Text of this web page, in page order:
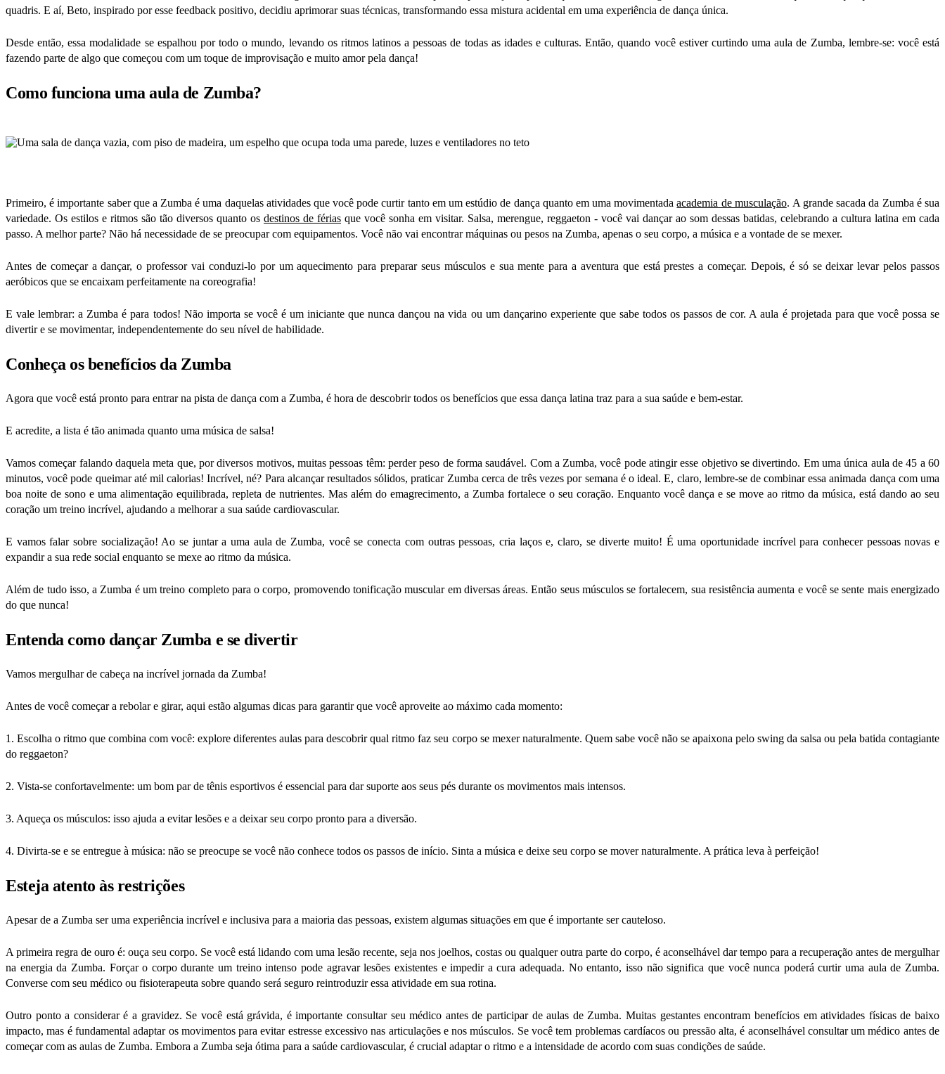
quadris. E aí, Beto, inspirado por esse feedback positivo, decidiu aprimorar suas técnicas, transformando essa mistura acidental em uma experiência de dança única.
Desde então, essa modalidade se espalhou por todo o mundo, levando os ritmos latinos a pessoas de todas as idades e culturas. Então, quando você estiver curtindo uma aula de Zumba, lembre-se: você está
fazendo parte de algo que começou com um toque de improvisação e muito amor pela dança!
Como funciona uma aula de Zumba?
Primeiro, é importante saber que a Zumba é uma daquelas atividades que você pode curtir tanto em um estúdio de dança quanto em uma movimentadaacademia de musculação. A grande sacada da Zumba é sua
variedade. Os estilos e ritmos são tão diversos quanto os destinos de férias que você sonha em visitar. Salsa, merengue, reggaeton - você vai dançar ao som dessas batidas, celebrando a cultura latina em cada
passo. A melhor parte? Não há necessidade de se preocupar com equipamentos. Você não vai encontrar máquinas ou pesos na Zumba, apenas o seu corpo, a música e a vontade de se mexer.
Antes de começar a dançar, o professor vai conduzi-lo por um aquecimento para preparar seus músculos e sua mente para a aventura que está prestes a começar. Depois, é só se deixar levar pelos passos
aeróbicos que se encaixam perfeitamente na coreografia!
E vale lembrar: a Zumba é para todos! Não importa se você é um iniciante que nunca dançou na vida ou um dançarino experiente que sabe todos os passos de cor. A aula é projetada para que você possa se
divertir e se movimentar, independentemente do seu nível de habilidade.
Conheça os benefícios da Zumba
Agora que você está pronto para entrar na pista de dança com a Zumba, é hora de descobrir todos os benefícios que essa dança latina traz para a sua saúde e bem-estar.
E acredite, a lista é tão animada quanto uma música de salsa!
Vamos começar falando daquela meta que, por diversos motivos, muitas pessoas têm: perder peso de forma saudável. Com a Zumba, você pode atingir esse objetivo se divertindo. Em uma única aula de 45 a 60
minutos, você pode queimar até mil calorias! Incrível, né? Para alcançar resultados sólidos, praticar Zumba cerca de três vezes por semana é o ideal. E, claro, lembre-se de combinar essa animada dança com uma
boa noite de sono e uma alimentação equilibrada, repleta de nutrientes. Mas além do emagrecimento, a Zumba fortalece o seu coração. Enquanto você dança e se move ao ritmo da música, está dando ao seu
coração um treino incrível, ajudando a melhorar a sua saúde cardiovascular.
E vamos falar sobre socialização! Ao se juntar a uma aula de Zumba, você se conecta com outras pessoas, cria laços e, claro, se diverte muito! É uma oportunidade incrível para conhecer pessoas novas e
expandir a sua rede social enquanto se mexe ao ritmo da música.
Além de tudo isso, a Zumba é um treino completo para o corpo, promovendo tonificação muscular em diversas áreas. Então seus músculos se fortalecem, sua resistência aumenta e você se sente mais energizado
do que nunca!
Entenda como dançar Zumba e se divertir
Vamos mergulhar de cabeça na incrível jornada da Zumba!
Antes de você começar a rebolar e girar, aqui estão algumas dicas para garantir que você aproveite ao máximo cada momento:
1. Escolha o ritmo que combina com você: explore diferentes aulas para descobrir qual ritmo faz seu corpo se mexer naturalmente. Quem sabe você não se apaixona pelo swing da salsa ou pela batida contagiante
do reggaeton?
2. Vista-se confortavelmente: um bom par de tênis esportivos é essencial para dar suporte aos seus pés durante os movimentos mais intensos.
3. Aqueça os músculos: isso ajuda a evitar lesões e a deixar seu corpo pronto para a diversão.
4. Divirta-se e se entregue à música: não se preocupe se você não conhece todos os passos de início. Sinta a música e deixe seu corpo se mover naturalmente. A prática leva à perfeição!
Esteja atento às restrições
Apesar de a Zumba ser uma experiência incrível e inclusiva para a maioria das pessoas, existem algumas situações em que é importante ser cauteloso.
A primeira regra de ouro é: ouça seu corpo. Se você está lidando com uma lesão recente, seja nos joelhos, costas ou qualquer outra parte do corpo, é aconselhável dar tempo para a recuperação antes de mergulhar
na energia da Zumba. Forçar o corpo durante um treino intenso pode agravar lesões existentes e impedir a cura adequada. No entanto, isso não significa que você nunca poderá curtir uma aula de Zumba.
Converse com seu médico ou fisioterapeuta sobre quando será seguro reintroduzir essa atividade em sua rotina.
Outro ponto a considerar é a gravidez. Se você está grávida, é importante consultar seu médico antes de participar de aulas de Zumba. Muitas gestantes encontram benefícios em atividades físicas de baixo
impacto, mas é fundamental adaptar os movimentos para evitar estresse excessivo nas articulações e nos músculos. Se você tem problemas cardíacos ou pressão alta, é aconselhável consultar um médico antes de
começar com as aulas de Zumba. Embora a Zumba seja ótima para a saúde cardiovascular, é crucial adaptar o ritmo e a intensidade de acordo com suas condições de saúde.